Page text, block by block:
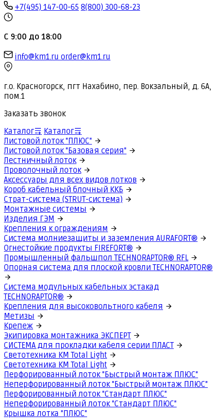
+7(495) 147-00-65 8(800) 300-68-23
С 9:00 до 18:00
info@km1.ru order@km1.ru
г.о. Красногорск, пгт Нахабино, пер. Вокзальный, д. 6А,
пом.1
Заказать звонок
Каталог
Каталог
Листовой лоток "ПЛЮС"
Листовой лоток "Базовая серия"
Лестничный лоток
Проволочный лоток
Аксессуары для всех видов лотков
Короб кабельный блочный ККБ
Страт-система (STRUT-система)
Монтажные системы
Изделия ГЭМ
Крепления к ограждениям
Система молниезащиты и заземления AURAFORT®
Огнестойкие продукты FIREFORT®
Промышленный фальшпол TECHNORAPTOR® RFL
Опорная система для плоской кровли TECHNORAPTOR®
Система модульных кабельных эстакад
TECHNORAPTOR®
Крепления для высоковольтного кабеля
Метизы
Крепеж
Экипировка монтажника ЭКСПЕРТ
СИСТЕМА для прокладки кабеля серии ПЛАСТ
Светотехника КМ Total Light
Светотехника КМ Total Light
Перфорированный лоток "Быстрый монтаж ПЛЮС"
Неперфорированный лоток "Быстрый монтаж ПЛЮС"
Перфорированный лоток "Стандарт ПЛЮС"
Неперфорированный лоток "Стандарт ПЛЮС"
Крышка лотка "ПЛЮС"